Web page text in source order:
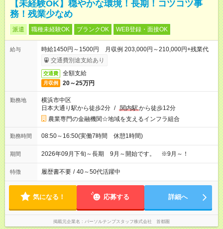
【未経験OK】穏やかな環境！長期！コツコツ事
務！残業少なめ
派遣 職種未経験OK ブランクOK WEB登録・面接OK
給与
時給1450円～1500円 月収例 203,000円～210,000円+残業代
交通費別途支給あり
交通費 全額支給
月収例 20～25万円
勤務地
横浜市中区
日本大通り駅から徒歩2分 / 関内駅から徒歩12分
農業専門の金融機関☆地域を支えるインフラ組合
勤務時間 08:50～16:50(実働7時間 休憩1時間)
期間 2026年09月下旬～長期 9月～開始です。 ※9月～！
特徴 履歴書不要 / 40～50代活躍中
気になる！ 応募する 詳細へ
掲載元企業名 パーソルテンプスタッフ株式会社 首都圏